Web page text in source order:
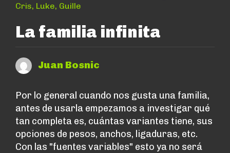
Cris, Luke, Guille
La familia infinita
Juan Bosnic
Por lo general cuando nos gusta una familia,
antes de usarla empezamos a investigar qué
tan completa es, cuántas variantes tiene, sus
opciones de pesos, anchos, ligaduras, etc.
Con las "fuentes variables" esto ya no será